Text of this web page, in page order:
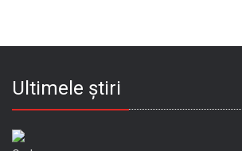
Ultimele știri